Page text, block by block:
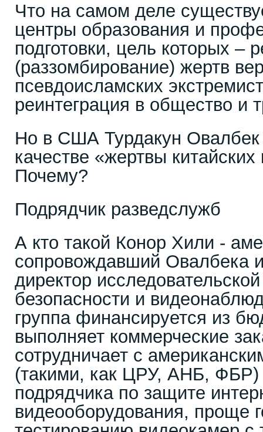
Что на самом деле
центры образования и
подготовки, цель которых –
(раззомбирование) жертв
псевдоисламских
реинтеграция в общество и
Но в США Турдакун
качестве «жертвы китайских
Почему?
Подрядчик разведслужб
А кто такой Конор Хили -
сопровождавший Овалбека
директор
безопасности и
группа финансируется из
выполняет коммерческие
сотрудничает с
(такими, как ЦРУ, АНБ, ФБР)
подрядчика по защите
видеооборудования, проще